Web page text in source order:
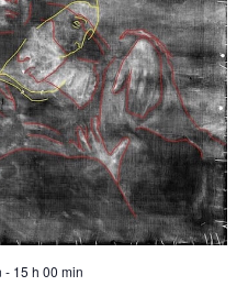
- 15 h 00 min